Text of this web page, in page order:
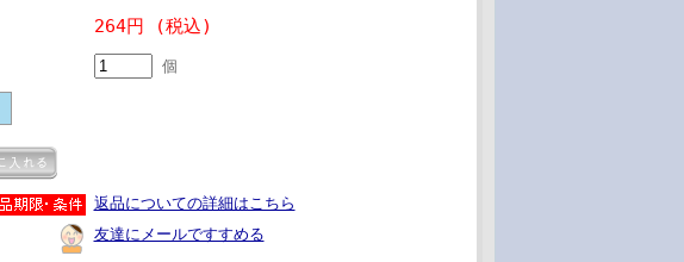
264円 (税込)
個
返品についての詳細はこちら
友達にメールですすめる